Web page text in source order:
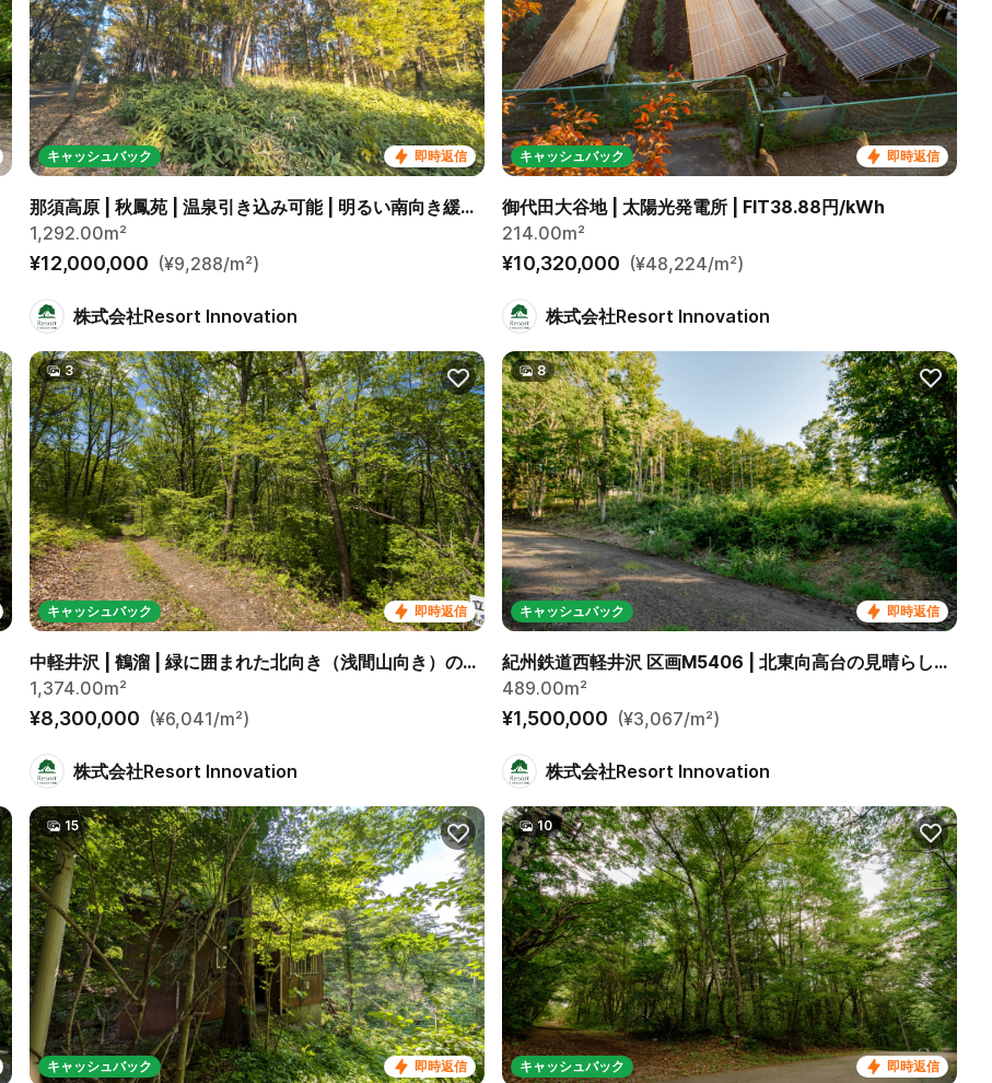
即時返信
キャッシュバック
那須高原 | 秋鳳苑 | 温泉引き込み可能 | 明るい南向き緩傾斜390坪
1,292.00m²
¥12,000,000 (¥9,288/m²)
即時返信
キャッシュバック
御代田大谷地 | 太陽光発電所 | FIT38.88円/kWh
214.00m²
¥10,320,000 (¥48,224/m²)
株式会社Resort Innovation
即時返信
キャッシュバック
3
中軽井沢 | 鶴溜 | 緑に囲まれた北向き（浅間山向き）の丘の上
1,374.00m²
¥8,300,000 (¥6,041/m²)
株式会社Resort Innovation
即時返信
キャッシュバック
8
紀州鉄道西軽井沢 区画M5406 | 北東向高台の見晴らしの良い緩傾斜区画です。
489.00m²
¥1,500,000 (¥3,067/m²)
株式会社Resort Innovation
即時返信
キャッシュバック
15
株式会社Resort Innovation
即時返信
キャッシュバック
10